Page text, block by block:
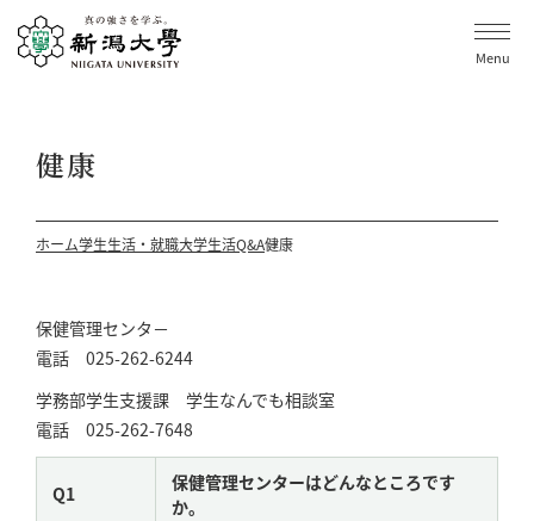
Menu
健康
ホーム学生生活・就職大学生活Q&A健康
保健管理センタ－
電話 025-262-6244
学務部学生支援課 学生なんでも相談室
電話 025-262-7648
Q1
保健管理センターはどんなところです
か。